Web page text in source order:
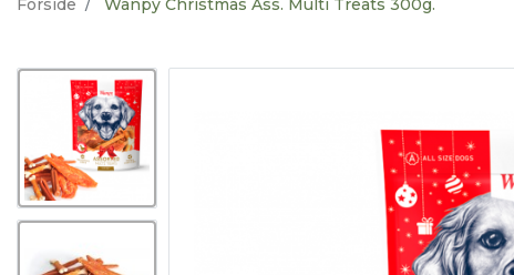
Forside Wanpy Christmas Ass. Multi Treats 300g.